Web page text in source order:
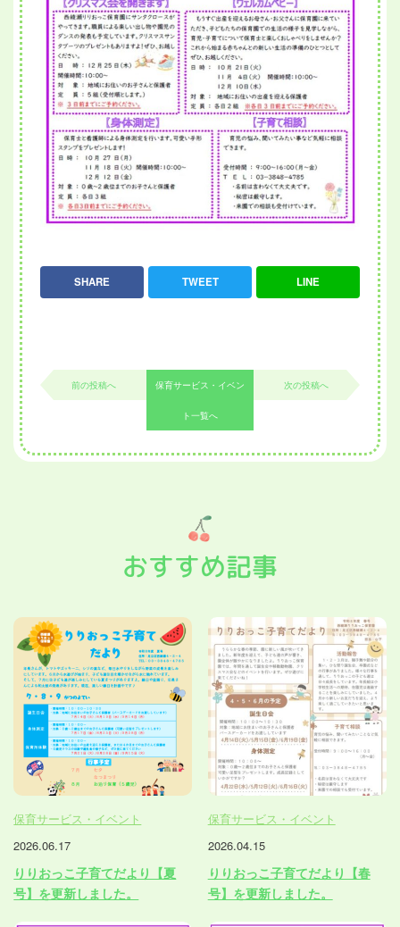
SHARE TWEET LINE
前の投稿へ 保育サービス・イベン
ト一覧へ
次の投稿へ
おすすめ記事
保育サービス・イベント
2026.06.17
りりおっこ子育てだより【夏
号】を更新しました。
保育サービス・イベント
2026.04.15
りりおっこ子育てだより【春
号】を更新しました。